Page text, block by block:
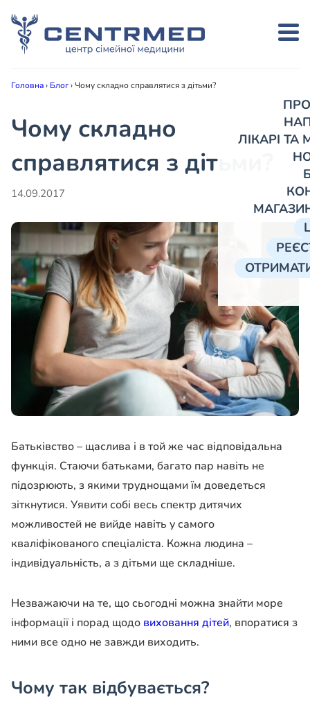
ЛІКАРІ
Головна› Блог›Чому складно справлятися з дітьми?
Чому складно
справлятися з дітьми?
14.09.2017
Батьківство – щаслива і в той же час відповідальна
функція. Стаючи батьками, багато пар навіть не
підозрюють, з якими труднощами їм доведеться
зіткнутися. Уявити собі весь спектр дитячих
можливостей не вийде навіть у самого
кваліфікованого спеціаліста. Кожна людина –
індивідуальність, а з дітьми ще складніше.
Незважаючи на те, що сьогодні можна знайти море
інформації і порад щодо виховання дітей, впоратися з
ними все одно не завжди виходить.
Чому так відбувається?